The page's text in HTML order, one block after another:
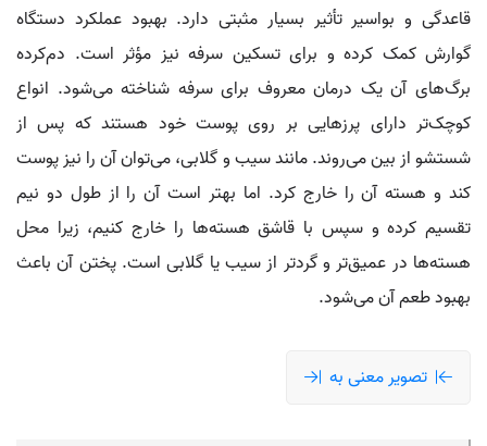
قاعدگی و بواسیر تأثیر بسیار مثبتی دارد. بهبود عملکرد دستگاه
گوارش کمک کرده و برای تسکین سرفه نیز مؤثر است. دم‌کرده
برگ‌های آن یک درمان معروف برای سرفه شناخته می‌شود. انواع
کوچک‌تر دارای پرزهایی بر روی پوست خود هستند که پس از
شستشو از بین می‌روند. مانند سیب و گلابی، می‌توان آن را نیز پوست
کند و هسته آن را خارج کرد. اما بهتر است آن را از طول دو نیم
تقسیم کرده و سپس با قاشق هسته‌ها را خارج کنیم، زیرا محل
هسته‌ها در عمیق‌تر و گردتر از سیب یا گلابی است. پختن آن باعث
بهبود طعم آن می‌شود.
تصویر معنی به